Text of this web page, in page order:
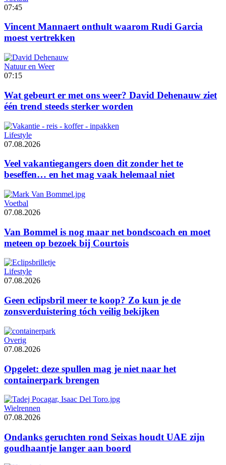
07:45
Vincent Mannaert onthult waarom Rudi Garcia
moest vertrekken
Natuur en Weer
07:15
Wat gebeurt er met ons weer? David Dehenauw ziet
één trend steeds sterker worden
Lifestyle
07.08.2026
Veel vakantiegangers doen dit zonder het te
beseffen… en het mag vaak helemaal niet
Voetbal
07.08.2026
Van Bommel is nog maar net bondscoach en moet
meteen op bezoek bij Courtois
Lifestyle
07.08.2026
Geen eclipsbril meer te koop? Zo kun je de
zonsverduistering tóch veilig bekijken
Overig
07.08.2026
Opgelet: deze spullen mag je niet naar het
containerpark brengen
Wielrennen
07.08.2026
Ondanks geruchten rond Seixas houdt UAE zijn
goudhaantje langer aan boord